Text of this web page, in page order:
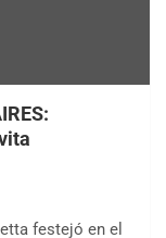
festejó en el